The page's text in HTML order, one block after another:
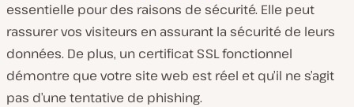
essentielle pour des raisons de sécurité. Elle peut
rassurer vos visiteurs en assurant la sécurité de leurs
données. De plus, un certificat SSL fonctionnel
démontre que votre site web est réel et qu’il ne s’agit
pas d’une tentative de phishing.